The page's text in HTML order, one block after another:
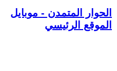
الحوار المتمدن - موبايل
الموقع الرئيسي